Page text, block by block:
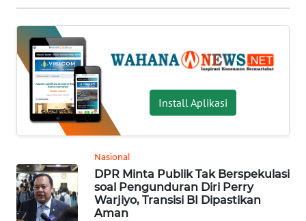
Install Aplikasi
Nasional
DPR Minta Publik Tak Berspekulasi
soal Pengunduran Diri Perry
Warjiyo, Transisi BI Dipastikan
Aman
UTAMA
SERBA-
SERBI
PERISTIWA
TOKOH
OPINI
Informasi